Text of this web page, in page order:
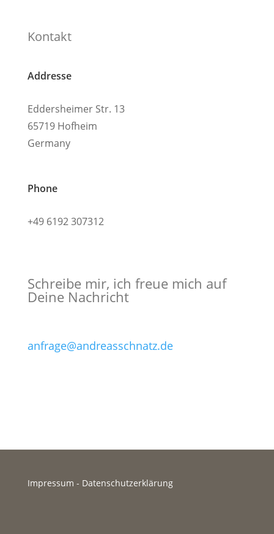
Kontakt
Addresse
Eddersheimer Str. 13
65719 Hofheim
Germany
Phone
+49 6192 307312
Schreibe mir, ich freue mich auf
Deine Nachricht
anfrage@andreasschnatz.de
Impressum - Datenschutzerklärung